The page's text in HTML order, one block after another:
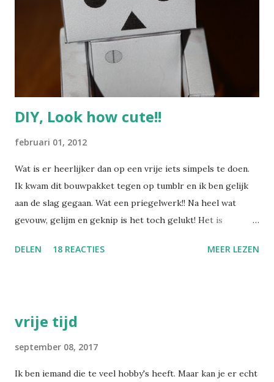
DIY, Look how cute!!
februari 01, 2012
Wat is er heerlijker dan op een vrije iets simpels te doen.
Ik kwam dit bouwpakket tegen op tumblr en ik ben gelijk
aan de slag gegaan. Wat een priegelwerk!! Na heel wat
gevouw, gelijm en geknip is het toch gelukt! Het is
DELEN 18 REACTIES MEER LEZEN
vrije tijd
september 08, 2017
Ik ben iemand die te veel hobby's heeft. Maar kan je er echt